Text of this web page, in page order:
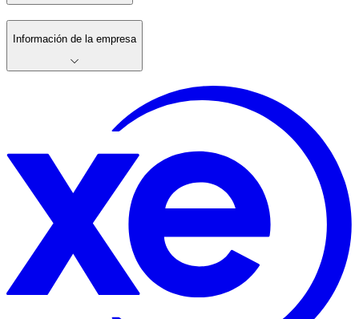
Información de la empresa